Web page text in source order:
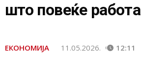
што повеќе работа
ЕКОНОМИЈА 11.05.2026. 12:11